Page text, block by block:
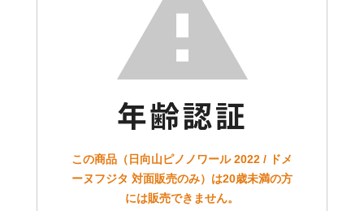
この商品（日向山ピノノワール 2022 / ドメ
ーヌフジタ 対面販売のみ）は20歳未満の方
には販売できません。